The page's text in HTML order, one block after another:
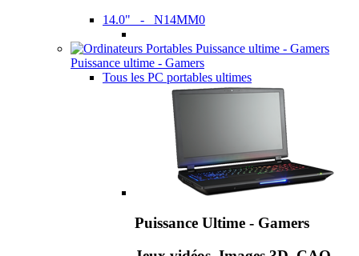
14.0" - N14MM0
Puissance ultime - Gamers
Tous les PC portables ultimes
Puissance Ultime - Gamers